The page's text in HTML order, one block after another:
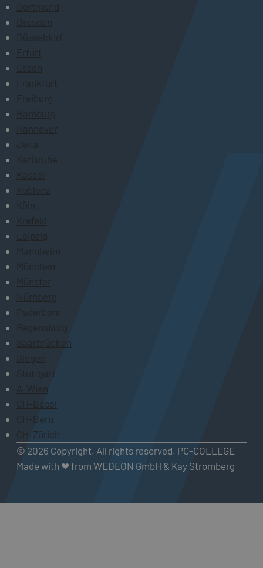
Dortmund
Dresden
Düsseldorf
Erfurt
Essen
Frankfurt
Freiburg
Hamburg
Hannover
Jena
Karlsruhe
Kassel
Koblenz
Köln
Krefeld
Leipzig
Mannheim
München
Münster
Nürnberg
Paderborn
Regensburg
Saarbrücken
Siegen
Stuttgart
A-Wien
CH-Basel
CH-Bern
CH-Zürich
© 2026 Copyright. All rights reserved. PC-COLLEGE
Made with ❤ from WEDEON GmbH & Kay Stromberg